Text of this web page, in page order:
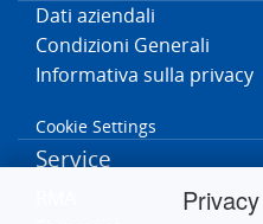
Dati aziendali
Condizioni Generali
Informativa sulla privacy
Cookie Settings
Service